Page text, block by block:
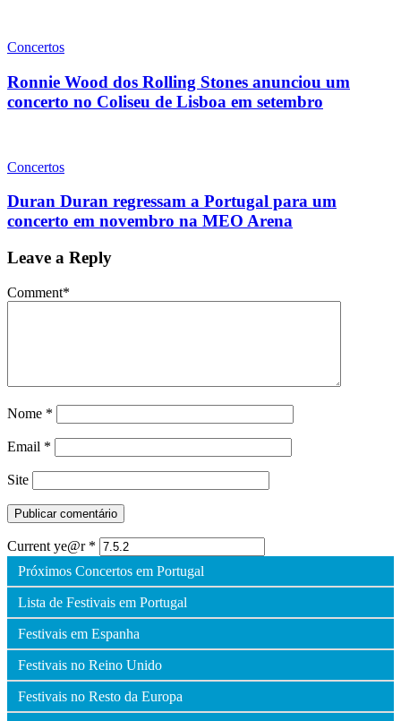
Concertos
Ronnie Wood dos Rolling Stones anunciou um
concerto no Coliseu de Lisboa em setembro
Concertos
Duran Duran regressam a Portugal para um
concerto em novembro na MEO Arena
Leave a Reply
Comment*
Nome *
Email *
Site
Current ye@r *
Próximos Concertos em Portugal
Lista de Festivais em Portugal
Festivais em Espanha
Festivais no Reino Unido
Festivais no Resto da Europa